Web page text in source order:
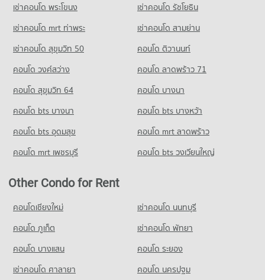
Condo Ramkhamhaeng 24
PROJECT_COUNT
Condo for Rent near Ramkhamhaeng 24
119 properties for rent
Condo for Sale near Ramkhamhaeng 24
Condo Ramkhamhaeng 27
Condo for Rent near Ramkhamhaeng 27
0 properties for rent
1 properties for sale
Condo Ramkhamhaeng 22
Condo for Rent near Ramkhamhaeng 22
49 properties for rent
Condo for Sale near Ramkhamhaeng 22
16 properties for sale
เช่าคอนโด พระโขนง
เช่าคอนโด รัชโยธิน
เช่าคอนโด mrt ท่าพระ
เช่าคอนโด สามย่าน
เช่าคอนโด สุขุมวิท 50
คอนโด ติวานนท์
คอนโด วงศ์สว่าง
คอนโด ลาดพร้าว 71
คอนโด สุขุมวิท 64
คอนโด บางนา
คอนโด bts บางนา
คอนโด bts บางหว้า
คอนโด bts อุดมสุข
คอนโด mrt ลาดพร้าว
คอนโด mrt เพชรบุรี
คอนโด bts วงเวียนใหญ่
Other Condo for Rent
คอนโดเชียงใหม่
เช่าคอนโด นนทบุรี
คอนโด ภูเก็ต
เช่าคอนโด พัทยา
คอนโด บางแสน
คอนโด ระยอง
เช่าคอนโด ศาลายา
คอนโด นครปฐม